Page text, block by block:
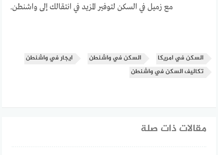
مع زميل في السكن لتوفير المزيد في انتقالك إلى واشنطن.
السكن في امريكا السكن في واشنطن
ايجار في واشنطن
تكاليف السكن في واشنطن
مقالات ذات صلة